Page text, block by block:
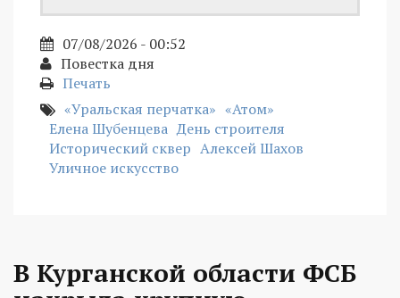
07/08/2026 - 00:52
Повестка дня
Печать
«Уральская перчатка» «Атом»
Елена Шубенцева День строителя
Исторический сквер Алексей Шахов
Уличное искусство
В Курганской области ФСБ